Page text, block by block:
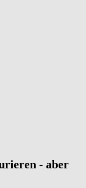
- aber